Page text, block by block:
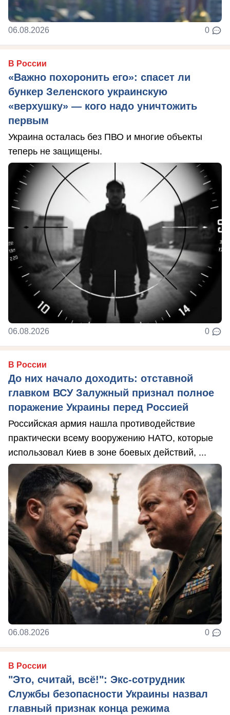
06.08.2026 0
В России
«Важно похоронить его»: спасет ли
бункер Зеленского украинскую
«верхушку» — кого надо уничтожить
первым
Украина осталась без ПВО и многие объекты
теперь не защищены.
06.08.2026 0
В России
До них начало доходить: отставной
главком ВСУ Залужный признал полное
поражение Украины перед Россией
Российская армия нашла противодействие
практически всему вооружению НАТО, которые
использовал Киев в зоне боевых действий, ...
06.08.2026 0
В России
"Это, считай, всё!": Экс-сотрудник
Службы безопасности Украины назвал
главный признак конца режима